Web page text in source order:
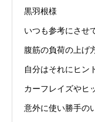
黒羽根様
いつも参考にさせ
腹筋の負荷の上げ
自分はそれにヒン
カーフレイズやヒ
意外に使い勝手の